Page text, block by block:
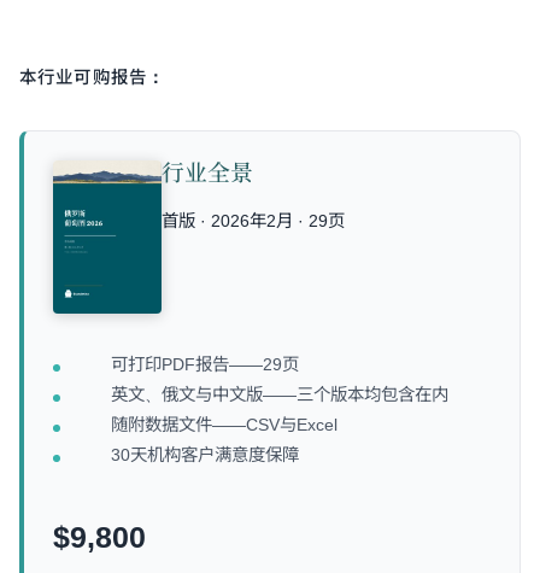
本行业可购报告：
行业全景
首版 · 2026年2月 · 29页
可打印PDF报告——29页
英文、俄文与中文版——三个版本均包含在内
随附数据文件——CSV与Excel
30天机构客户满意度保障
$9,800